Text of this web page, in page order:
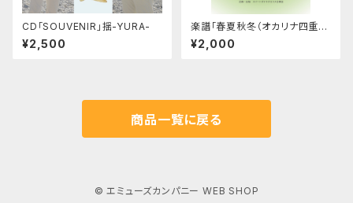
CD「SOUVENIR」揺-YURA-
¥2,500
楽譜「春夏秋冬（オカリナ四重奏
のための）」スイートポテトオカ
リナ合奏団
¥2,000
商品一覧に戻る
© エミューズカンパニー WEB SHOP